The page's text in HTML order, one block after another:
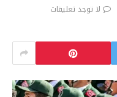
لا توجد تعليقات